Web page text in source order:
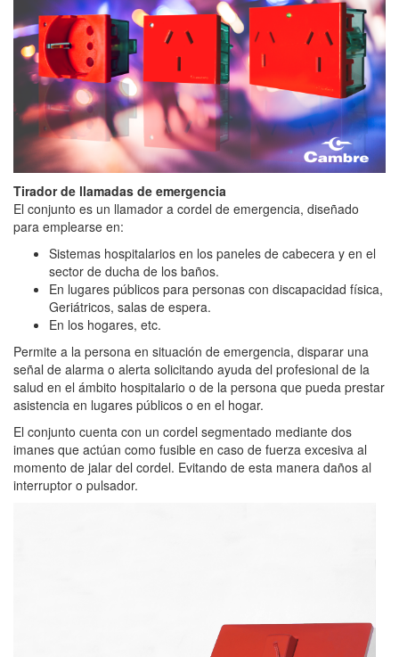
Tirador de llamadas de emergencia
El conjunto es un llamador a cordel de emergencia, diseñado
para emplearse en:
Sistemas hospitalarios en los paneles de cabecera y en el
sector de ducha de los baños.
En lugares públicos para personas con discapacidad física,
Geriátricos, salas de espera.
En los hogares, etc.
Permite a la persona en situación de emergencia, disparar una
señal de alarma o alerta solicitando ayuda del profesional de la
salud en el ámbito hospitalario o de la persona que pueda prestar
asistencia en lugares públicos o en el hogar.
El conjunto cuenta con un cordel segmentado mediante dos
imanes que actúan como fusible en caso de fuerza excesiva al
momento de jalar del cordel. Evitando de esta manera daños al
interruptor o pulsador.